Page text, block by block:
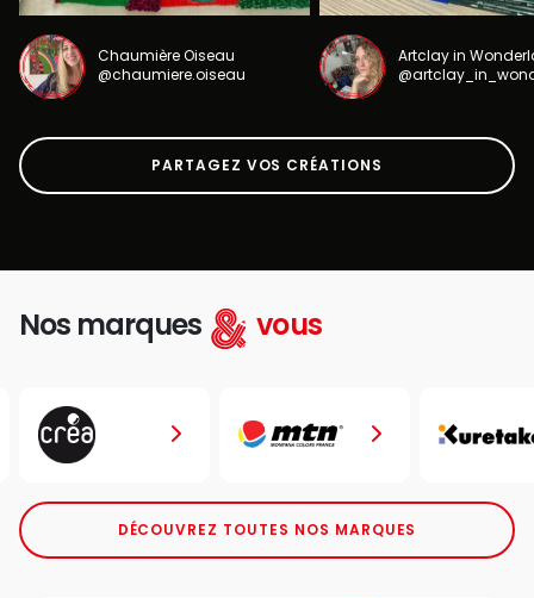
Chaumière Oiseau
@chaumiere.oiseau
Artclay in
PARTAGEZ VOS CRÉATIONS
Nos marques vous
DÉCOUVREZ TOUTES NOS MARQUES